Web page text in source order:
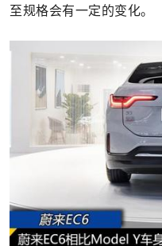
至规格会有一定的变化。